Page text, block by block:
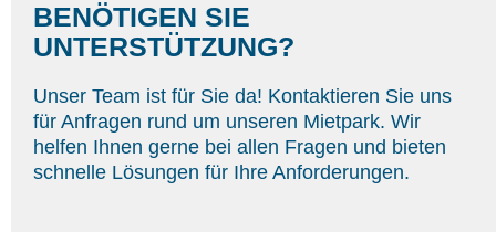
BENÖTIGEN SIE
UNTERSTÜTZUNG?
Unser Team ist für Sie da! Kontaktieren Sie uns
für Anfragen rund um unseren Mietpark. Wir
helfen Ihnen gerne bei allen Fragen und bieten
schnelle Lösungen für Ihre Anforderungen.